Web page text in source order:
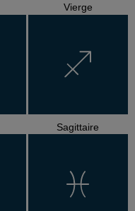
Vierge
Sagittaire